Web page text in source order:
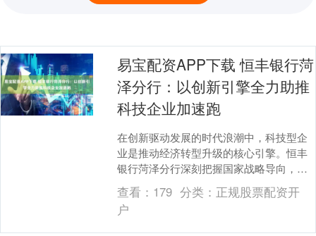
易宝配资APP下载 恒丰银行菏
泽分行：以创新引擎全力助推
科技企业加速跑
在创新驱动发展的时代浪潮中，科技型企
业是推动经济转型升级的核心引擎。恒丰
银行菏泽分行深刻把握国家战略导向，将
金融资源精准投向科技创新前沿阵地，以
专业、高效的金融....
查看： 179 分类： 正规股票配资开
户